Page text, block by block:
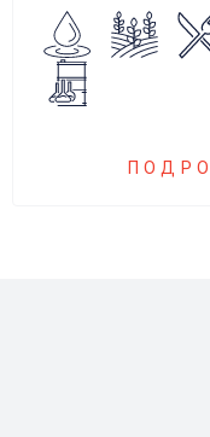
Блок
любыми
иностранных